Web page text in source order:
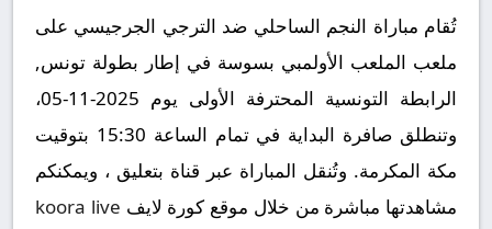
تُقام مباراة النجم الساحلي ضد الترجي الجرجيسي على
ملعب الملعب الأولمبي بسوسة في إطار بطولة تونس,
الرابطة التونسية المحترفة الأولى يوم 2025-11-05،
وتنطلق صافرة البداية في تمام الساعة 15:30 بتوقيت
مكة المكرمة. وتُنقل المباراة عبر قناة بتعليق ، ويمكنكم
مشاهدتها مباشرة من خلال موقع كورة لايف koora live